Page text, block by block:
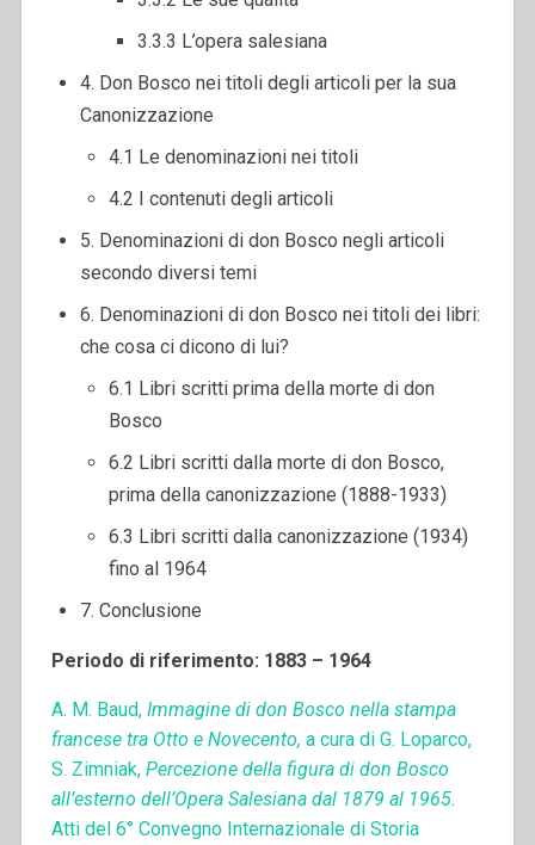
3.3.3 L’opera salesiana
4. Don Bosco nei titoli degli articoli per la sua
Canonizzazione
4.1 Le denominazioni nei titoli
4.2 I contenuti degli articoli
5. Denominazioni di don Bosco negli articoli
secondo diversi temi
6. Denominazioni di don Bosco nei titoli dei libri:
che cosa ci dicono di lui?
6.1 Libri scritti prima della morte di don
Bosco
6.2 Libri scritti dalla morte di don Bosco,
prima della canonizzazione (1888-1933)
6.3 Libri scritti dalla canonizzazione (1934)
fino al 1964
7. Conclusione
Periodo di riferimento: 1883 – 1964
A. M. Baud, Immagine di don Bosco nella stampa
francese tra Otto e Novecento, a cura di G. Loparco,
S. Zimniak, Percezione della figura di don Bosco
all’esterno dell’Opera Salesiana dal 1879 al 1965.
Atti del 6° Convegno Internazionale di Storia